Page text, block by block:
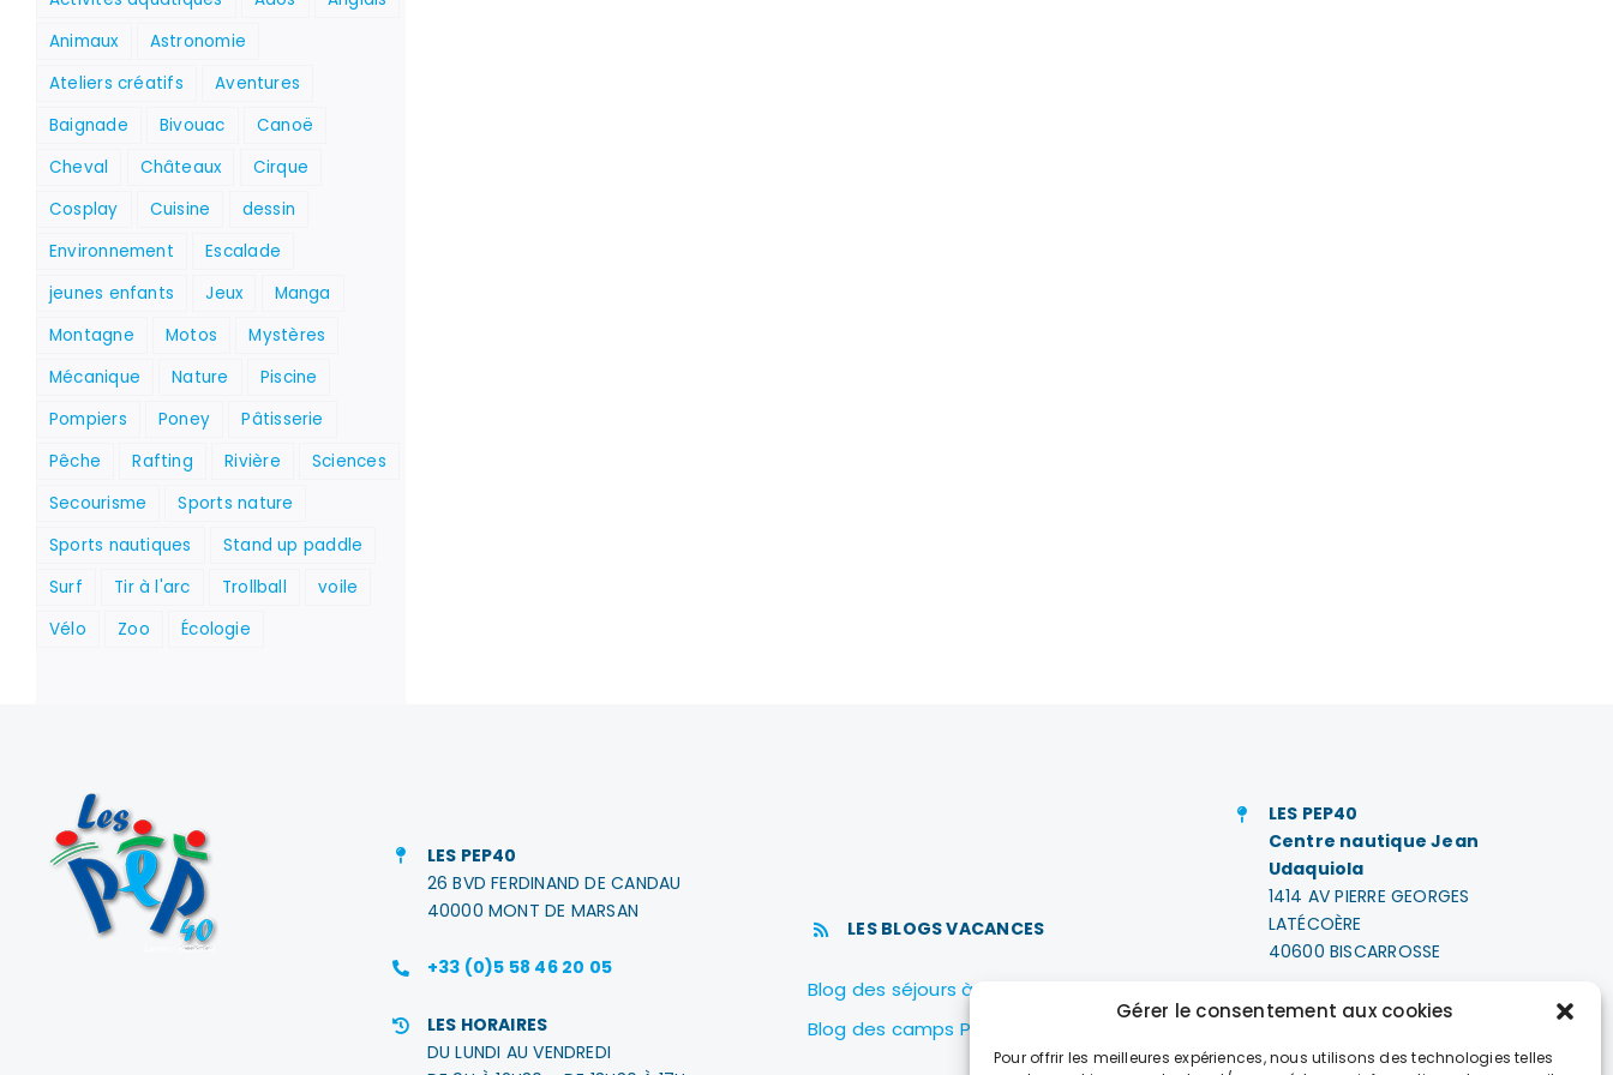
Gérer le consentement aux cookies
Pour offrir les meilleures expériences, nous utilisons des technologies telles
Animaux
Astronomie
Ateliers créatifs
Aventures
Baignade
Bivouac
Canoë
Cheval
Châteaux
Cirque
Cosplay
Cuisine
dessin
Environnement
Escalade
jeunes enfants
Jeux
Manga
Montagne
Motos
Mystères
Mécanique
Nature
Piscine
Pompiers
Poney
Pâtisserie
Pêche
Rafting Rivière
Sciences
Secourisme
Sports nature
Sports nautiques
Stand up paddle
Surf
Tir à l'arc Trollball
voile
Vélo
Zoo Écologie
LES PEP40
26 BVD FERDINAND DE CANDAU
40000 MONT DE MARSAN
+33 (0)5 58 46 20 05
LES HORAIRES
DU LUNDI AU VENDREDI
LES BLOGS VACANCES
Blog des séjours à Biscarrosse
Blog des camps PEP40
LES PEP40
Centre nautique Jean
Udaquiola
1414 AV PIERRE GEORGES
LATÉCOÈRE
40600 BISCARROSSE
+33 (0)5 58 78 10 47
LES HORAIRES